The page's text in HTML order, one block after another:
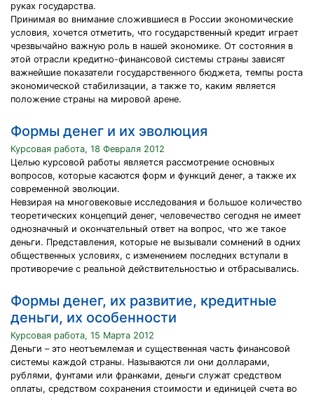
руках государства.
Принимая во внимание сложившиеся в России экономические
условия, хочется отметить, что государственный кредит играет
чрезвычайно важную роль в нашей экономике. От состояния в
этой отрасли кредитно-финансовой системы страны зависят
важнейшие показатели государственного бюджета, темпы роста
экономической стабилизации, а также то, каким является
положение страны на мировой арене.
Формы денег и их эволюция
Курсовая работа, 18 Февраля 2012
Целью курсовой работы является рассмотрение основных
вопросов, которые касаются форм и функций денег, а также их
современной эволюции.
Невзирая на многовековые исследования и большое количество
теоретических концепций денег, человечество сегодня не имеет
однозначный и окончательный ответ на вопрос, что же такое
деньги. Представления, которые не вызывали сомнений в одних
общественных условиях, с изменением последних вступали в
противоречие с реальной действительностью и отбрасывались.
Формы денег, их развитие, кредитные
деньги, их особенности
Курсовая работа, 15 Марта 2012
Деньги – это неотъемлемая и существенная часть финансовой
системы каждой страны. Называются ли они долларами,
рублями, фунтами или франками, деньги служат средством
оплаты, средством сохранения стоимости и единицей счета во